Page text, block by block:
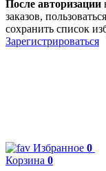
После авторизации
заказов,
сохранить список
Зарегистрироваться
Избранное 0
Корзина 0